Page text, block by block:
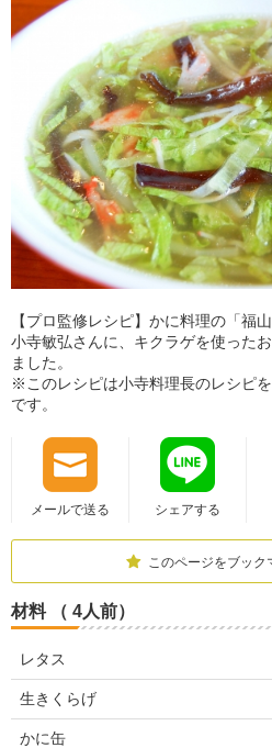
【プロ監修レシピ】かに料理の「福
小寺敏弘さんに、キクラゲを使った
ました。
※このレシピは小寺料理長のレシピ
です。
メールで送る シェアする
このページをブッ
材料 （ 4人前）
レタス
生きくらげ
かに缶